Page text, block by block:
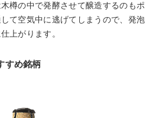
樽の中で発酵させて醸造するのもポ
て空気中に逃げてしまうので、発泡
上がります。
すめ銘柄